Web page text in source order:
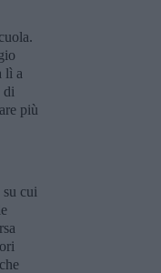
lì a
di
più
su cui